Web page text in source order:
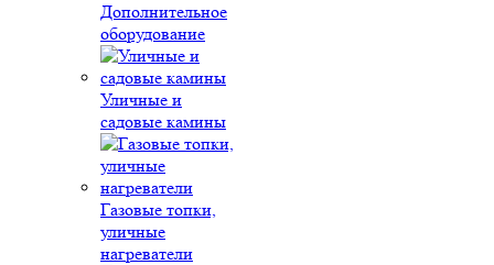
Дополнительное
оборудование
Уличные и
садовые камины
Газовые топки,
уличные
нагреватели